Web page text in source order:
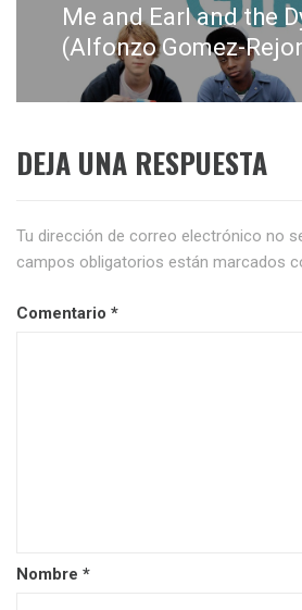
Entrada
siguiente:
Me and Earl and the
(Alfonzo Gomez-
DEJA UNA RESPUESTA
Tu dirección de correo electrónico no
campos obligatorios están marcados
Comentario *
Nombre *